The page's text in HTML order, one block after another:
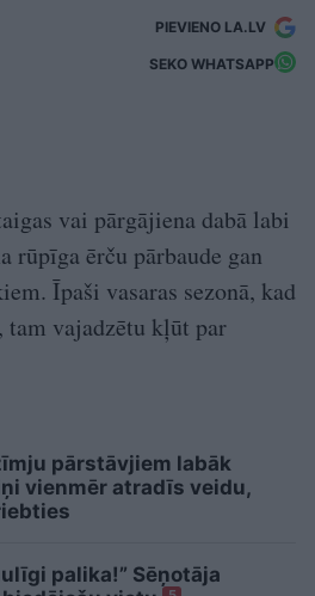
PIEVIENO LA.LV
SEKO WHATSAPP
vai pārgājiena dabā labi
rūpīga ērču pārbaude gan
Īpaši vasaras sezonā, kad
vajadzētu kļūt par
pārstāvjiem labāk
vienmēr atradīs veidu,
palika!” Sēņotāja